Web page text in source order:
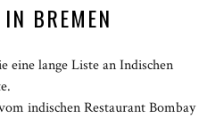
BREMEN
eine lange Liste an Indischen
indischen Restaurant Bombay